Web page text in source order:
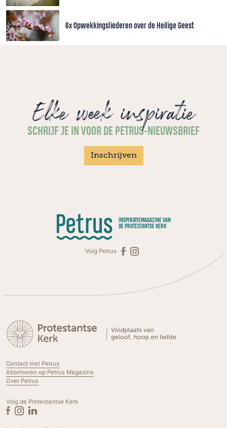
6x Opwekkingsliederen over de Heilige Geest
Elke week inspiratie
SCHRIJF JE IN VOOR DE PETRUS-NIEUWSBRIEF
Inschrijven
INSPIRATIEMAGAZINE VAN
DE PROTESTANTSE KERK
Volg Petrus
Contact met Petrus
Abonneren op Petrus Magazine
Over Petrus
Volg de Protestantse Kerk